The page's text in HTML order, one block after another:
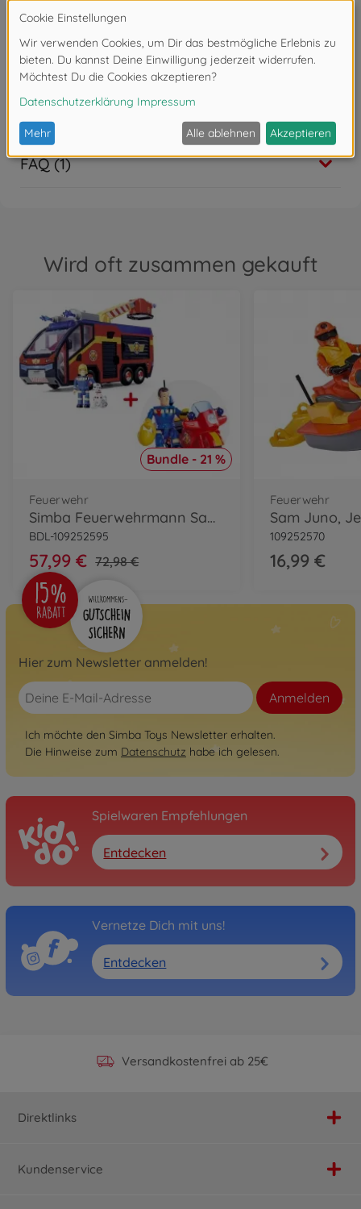
Achtung!
Jahren. Erstickungsgefahr durch Kleinteile.
FAQ (1)
Wird oft zusammen gekauft
Bundle - 21 %
Feuerwehr
Simba Feuerwehrmann Sam Jupiter Bundle
BDL-109252595
57,99 € 72,98 €
Feuerwehr
Sam Juno,
109252570
16,99 €
Hier zum Newsletter anmelden!
Anmelden
Ich möchte den Simba Toys Newsletter erhalten.
Die Hinweise zum Datenschutz habe ich gelesen.
Spielwaren Empfehlungen
Entdecken
Vernetze Dich mit uns!
Entdecken
Offizieller Hersteller Shop
Persönlicher Service
Versandkostenfrei ab 25€
Schnelle Lieferung
Direktlinks
Kundenservice